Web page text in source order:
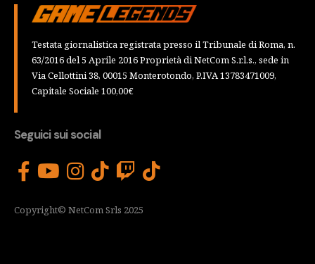
Testata giornalistica registrata presso il Tribunale di Roma, n.
63/2016 del 5 Aprile 2016 Proprietà di NetCom S.r.l.s., sede in
Via Cellottini 38, 00015 Monterotondo, P.IVA 13783471009,
Capitale Sociale 100,00€
Seguici sui social
Copyright© NetCom Srls 2025